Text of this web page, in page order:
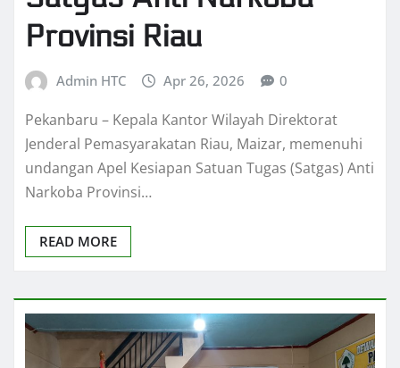
Provinsi Riau
Admin HTC Apr 26, 2026 0
Pekanbaru – Kepala Kantor Wilayah Direktorat
Jenderal Pemasyarakatan Riau, Maizar, memenuhi
undangan Apel Kesiapan Satuan Tugas (Satgas) Anti
Narkoba Provinsi…
READ MORE